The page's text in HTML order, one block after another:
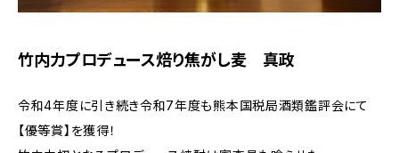
竹内力プロデュース焙り焦がし麦 真政
令和4年度に引き続き令和7年度も熊本国税局酒類鑑評会にて
【優等賞】を獲得！